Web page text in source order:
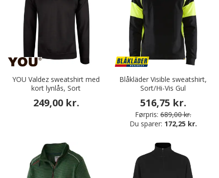
YOU Valdez sweatshirt med
kort lynlås, Sort
249,00 kr.
Blåkläder Visible sweatshirt,
Sort/Hi-Vis Gul
516,75 kr.
Førpris: 689,00 kr.
Du sparer: 172,25 kr.